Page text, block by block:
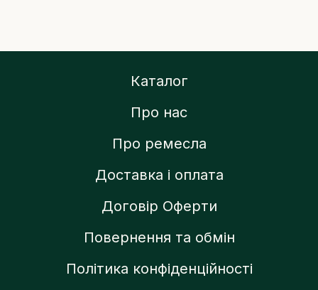
Каталог
Про нас
Про ремесла
Доставка і оплата
Договір Оферти
Повернення та обмін
Політика конфіденційності